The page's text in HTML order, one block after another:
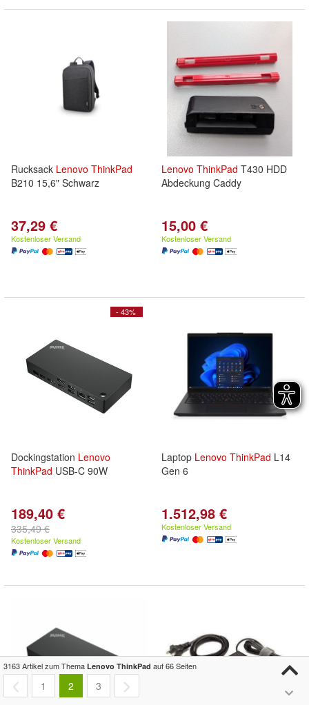
Rucksack Lenovo ThinkPad
B210 15,6" Schwarz
37,29 €
Kostenloser Versand
Lenovo ThinkPad T430 HDD
Abdeckung Caddy
15,00 €
Kostenloser Versand
- 43%
Dockingstation Lenovo
ThinkPad USB-C 90W
189,40 €
335,49 €
Kostenloser Versand
Laptop Lenovo ThinkPad L14
Gen 6
1.512,98 €
Kostenloser Versand
3163 Artikel zum Thema Lenovo ThinkPad auf 66 Seiten
1 2 3